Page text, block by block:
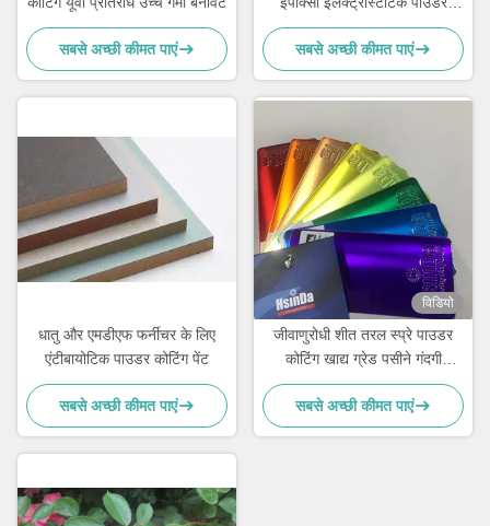
सबसे अच्छी कीमत पाएं
कोटिंग
सबसे अच्छी कीमत पाएं
धातु और एमडीएफ फर्नीचर के लिए
एंटीबायोटिक पाउडर कोटिंग पेंट
सबसे अच्छी कीमत पाएं
विडियो
जीवाणुरोधी शीत तरल स्प्रे पाउडर
कोटिंग खाद्य ग्रेड पसीने गंदगी
प्रतिरोधी
सबसे अच्छी कीमत पाएं